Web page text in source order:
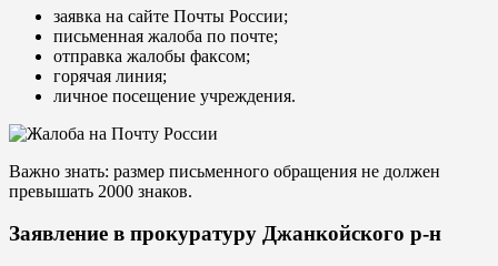
заявка на сайте Почты России;
письменная жалоба по почте;
отправка жалобы факсом;
горячая линия;
личное посещение учреждения.
Важно знать: размер письменного обращения не должен
превышать 2000 знаков.
Заявление в прокуратуру Джанкойского р-н